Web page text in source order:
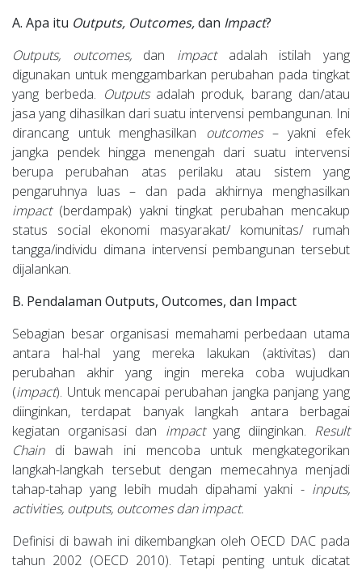
A. Apa itu Outputs, Outcomes,dan Impact?
Outputs, outcomes, dan impact adalah istilah yang
digunakan untuk menggambarkan perubahan pada tingkat
yang berbeda. Outputsadalah produk, barang dan/atau
jasa yang dihasilkan dari suatu intervensi pembangunan. Ini
dirancang untuk menghasilkan outcomes– yakni efek
jangka pendek hingga menengah dari suatu intervensi
berupa perubahan atas perilaku atau sistem yang
pengaruhnya luas – dan pada akhirnya menghasilkan
impact(berdampak) yakni tingkat perubahan mencakup
status social ekonomi masyarakat/ komunitas/ rumah
tangga/individu dimana intervensi pembangunan tersebut
dijalankan.
B. Pendalaman Outputs, Outcomes, dan Impact
Sebagian besar organisasi memahami perbedaan utama
antara hal-hal yang mereka lakukan (aktivitas) dan
perubahan akhir yang ingin mereka coba wujudkan
(impact). Untuk mencapai perubahan jangka panjang yang
diinginkan, terdapat banyak langkah antara berbagai
kegiatan organisasi dan impact yang diinginkan. Result
Chaindi bawah ini mencoba untuk mengkategorikan
langkah-langkah tersebut dengan memecahnya menjadi
tahap-tahap yang lebih mudah dipahami yakni -inputs,
activities, outputs, outcomes dan impact.
Definisi di bawah ini dikembangkan oleh OECD DAC pada
tahun 2002 (OECD 2010). Tetapi penting untuk dicatat